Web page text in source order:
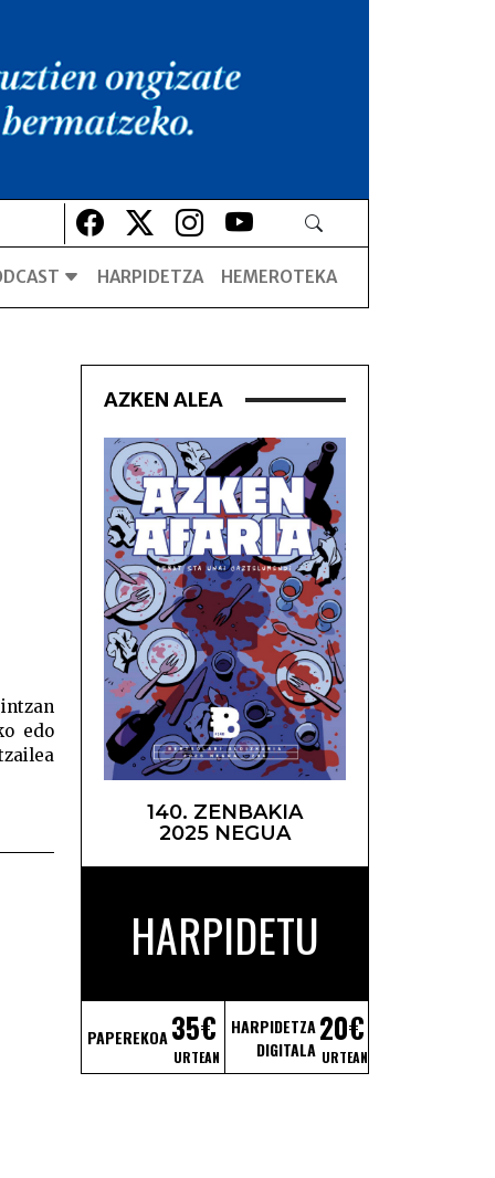
Lehio berrian irekiko da
Lehio berrian irekiko da
Lehio berrian irekiko da
Lehio berrian irekiko da
HARPIDETZA HEMEROTEKA
edo
AZKEN ALEA
140. ZENBAKIA
2025 NEGUA
HARPIDETU
PAPEREKOA35€
URTEAN
HARPIDETZA
DIGITALA
20€
URTEAN